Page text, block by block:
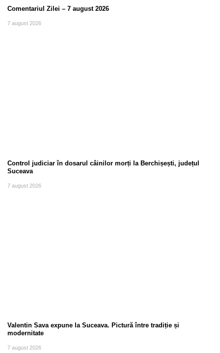
Comentariul Zilei – 7 august 2026
7 august 2026
Control judiciar în dosarul câinilor morți la Berchișești, județul
Suceava
7 august 2026
Valentin Sava expune la Suceava. Pictură între tradiție și
modernitate
7 august 2026